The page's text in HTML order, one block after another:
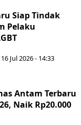
Siap Tindak
Pelaku
Jul 2026 - 14:33
Antam Terbaru
Naik Rp20.000